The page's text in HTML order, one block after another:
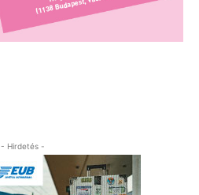
- Hirdetés -